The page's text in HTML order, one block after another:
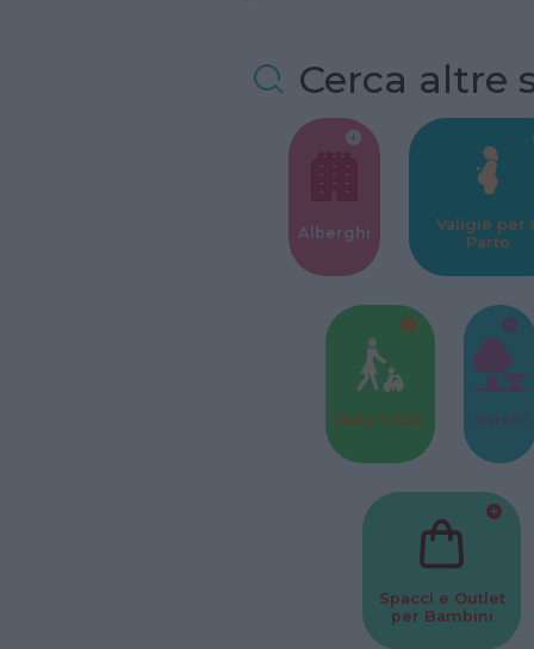
Cerca altre
Alberghi
Valigie per
Parto
Baby Sitter Parchi
Spacci e Outlet
per Bambini